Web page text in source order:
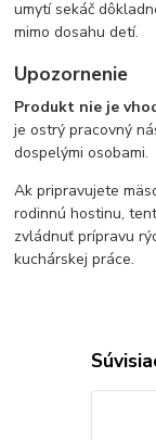
umytí sekáč
mimo dosahu detí.
Upozornenie
Produkt nie je
je ostrý pracovný
dospelými osobami.
Ak pripravujete
rodinnú hostinu,
zvládnuť prípravu
kuchárskej práce.